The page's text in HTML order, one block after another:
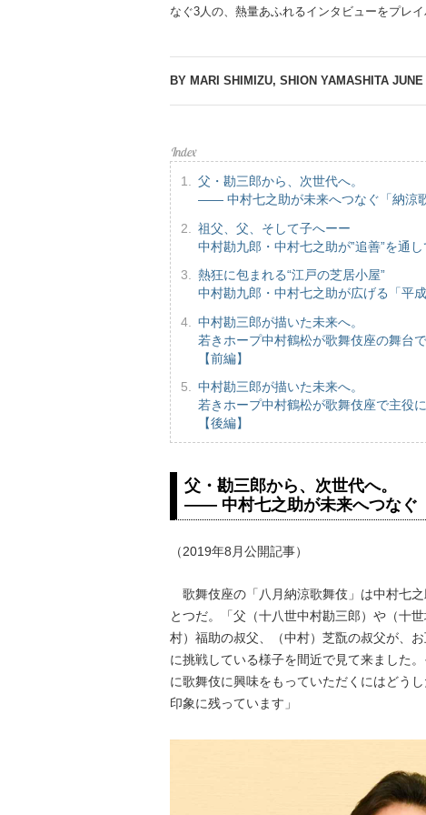
なぐ3人の、熱量あふれるインタビューをプレイ
BY MARI SHIMIZU, SHION YAMASHITA JUNE
父・勘三郎から、次世代へ。
―― 中村七之助が未来へつなぐ「納涼
祖父、父、そして子へーー
中村勘九郎・中村七之助が‟追善”を通
熱狂に包まれる“江戸の芝居小屋”
中村勘九郎・中村七之助が広げる「平
中村勘三郎が描いた未来へ。
若きホープ中村鶴松が歌舞伎座の舞台
【前編】
中村勘三郎が描いた未来へ。
若きホープ中村鶴松が歌舞伎座で主役
【後編】
父・勘三郎から、次世代へ。
―― 中村七之助が未来へつなぐ
（2019年8月公開記事）
歌舞伎座の「八月納涼歌舞伎」は中村七
とつだ。「父（十八世中村勘三郎）や（十
村）福助の叔父、（中村）芝翫の叔父が、
に挑戦している様子を間近で見て来ました
に歌舞伎に興味をもっていただくにはどう
印象に残っています」